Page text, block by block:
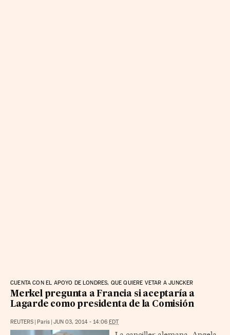
CUENTA CON EL APOYO DE LONDRES, QUE QUIERE VETAR A JUNCKER
Merkel pregunta a Francia si aceptaría a
Lagarde como presidenta de la Comisión
REUTERS | París | JUN 03, 2014 - 14:06 EDT